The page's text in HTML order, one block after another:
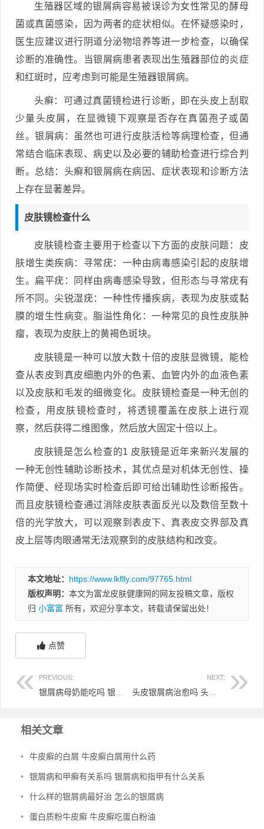
生殖器区域的银屑病容易被误诊为女性常见的酵母
菌或真菌感染，因为两者的症状相似。在怀疑感染时，
医生应建议进行阴道分泌物培养等进一步检查，以确保
诊断的准确性。当银屑病患者表现出生殖器部位的炎症
和红斑时，应考虑到可能是生殖器银屑病。
头癣：可通过真菌镜检进行诊断，即在头皮上刮取
少量头皮屑，在显微镜下观察是否存在真菌孢子或菌
丝。银屑病：虽然也可进行皮肤活检等病理检查，但通
常结合临床表现、病史以及必要的辅助检查进行综合判
断。总结：头癣和银屑病在病因、症状表现和诊断方法
上存在显著差异。
皮肤镜检查什么
皮肤镜检查主要用于检查以下方面的皮肤问题：皮
肤增生类疾病：寻常疣：一种由病毒感染引起的皮肤增
生。扁平疣：同样由病毒感染导致，但形态与寻常疣有
所不同。尖锐湿疣：一种性传播疾病，表现为皮肤或黏
膜的增生性病变。脂溢性角化：一种常见的良性皮肤肿
瘤，表现为皮肤上的黄褐色斑块。
皮肤镜是一种可以放大数十倍的皮肤显微镜，能检
查从表皮到真皮细胞内外的色素、血管内外的血液色素
以及皮肤和毛发的细微变化。皮肤镜检查是一种无创的
检查，用皮肤镜检查时，将透镜覆盖在皮肤上进行观
察，然后获得二维图像，然后放大固定十倍以上。
皮肤镜是怎么检查的1 皮肤镜是近年来新兴发展的
一种无创性辅助诊断技术，其优点是对机体无创性、操
作简便、经现场实时检查后即可给出辅助性诊断报告。
而且皮肤镜检查通过消除皮肤表面反光以及数倍至数十
倍的光学放大，可以观察到表皮下、真表皮交界部及真
皮上层等肉眼通常无法观察到的皮肤结构和改变。
本文地址： https://www.lkflly.com/97765.html
版权声明： 本文为富龙皮肤健康网的网友投稿文章，版权
归 小富富 所有，欢迎分享本文，转载请保留出处！
点赞
PREVIOUS: NEXT:
头皮银屑病治愈吗 头皮银屑病特别严重怎么办
相关文章
• 牛皮癣的白屑 牛皮癣白屑用什么药
• 银屑病和甲癣有关系吗 银屑病和指甲有什么关系
• 什么样的银屑病最好治 怎么的银屑病
• 蛋白质粉牛皮癣 牛皮癣吃蛋白粉油